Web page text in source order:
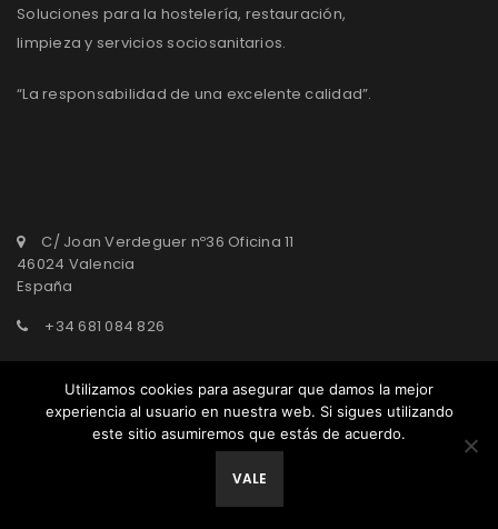
Soluciones para la hostelería, restauración,
limpieza y servicios sociosanitarios.
“La responsabilidad de una excelente calidad”.
C/ Joan Verdeguer nº36 Oficina 11
46024 Valencia
España
+34 681 084 826
agasepro@agasepro.com
Utilizamos cookies para asegurar que damos la mejor
experiencia al usuario en nuestra web. Si sigues utilizando
este sitio asumiremos que estás de acuerdo.
VALE